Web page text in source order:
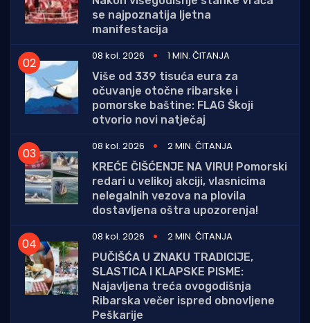
se najpoznatija ljetna
manifestacija
08 kol. 2026
1 MIN. ČITANJA
Više od 339 tisuća eura za
očuvanje otočne ribarske i
pomorske baštine: FLAG Škoji
otvorio novi natječaj
08 kol. 2026
2 MIN. ČITANJA
KREĆE ČIŠĆENJE NA VIRU! Pomorski
redari u velikoj akciji, vlasnicima
nelegalnih vezova na plovila
dostavljena oštra upozorenja!
08 kol. 2026
2 MIN. ČITANJA
PUČIŠĆA U ZNAKU TRADICIJE,
SLASTICA I KLAPSKE PISME:
Najavljena treća ovogodišnja
Ribarska večer ispred obnovljene
Peškarije